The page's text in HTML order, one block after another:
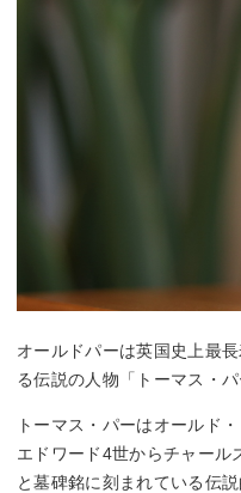
オールドパーは英国史上最
る伝説の人物「トーマス・
トーマス・パーはオールド
エドワード4世からチャール
と墓碑銘に刻まれている伝